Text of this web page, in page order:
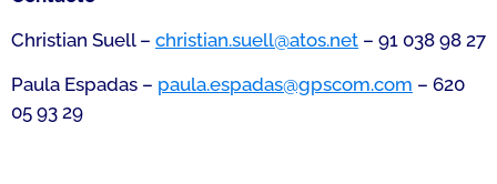
Christian Suell – christian.suell@atos.net – 91 038 98 27
Paula Espadas – paula.espadas@gpscom.com – 620
05 93 29